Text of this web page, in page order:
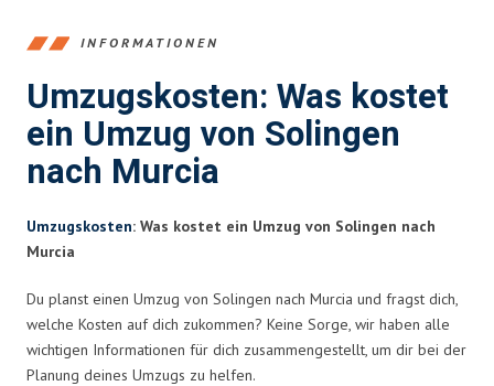
INFORMATIONEN
Umzugskosten: Was kostet
ein Umzug von Solingen
nach Murcia
Umzugskosten: Was kostet ein Umzug von Solingen nach
Murcia
Du planst einen Umzug von Solingen nach Murcia und fragst dich,
welche Kosten auf dich zukommen? Keine Sorge, wir haben alle
wichtigen Informationen für dich zusammengestellt, um dir bei der
Planung deines Umzugs zu helfen.